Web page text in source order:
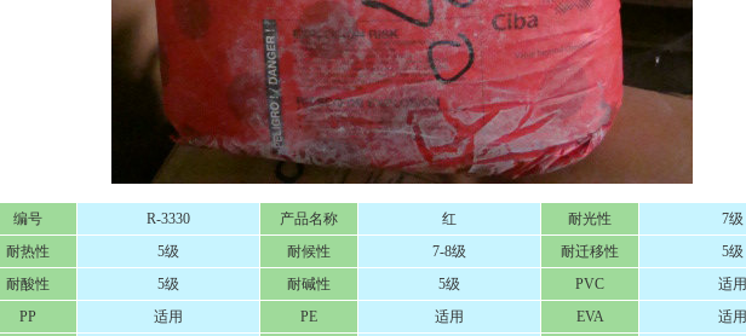
编号 R-3330 产品名称 红 耐光性
7级
耐热性
5级 耐候性 7-8级 耐迁移性
5级
耐酸性
5级 耐碱性 5级 PVC
适用
PP
适用 PE 适用 EVA
适用